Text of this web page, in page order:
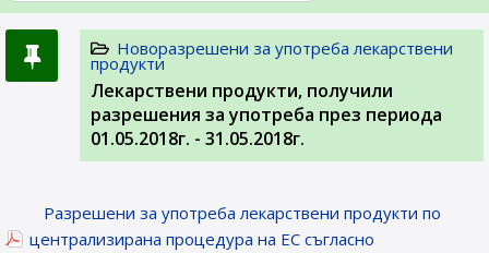
Новоразрешени за употреба лекарствени
продукти
Лекарствени продукти, получили
разрешения за употреба през периода
01.05.2018г. - 31.05.2018г.
Разрешени за употреба лекарствени продукти по
централизирана процедура на ЕС съгласно